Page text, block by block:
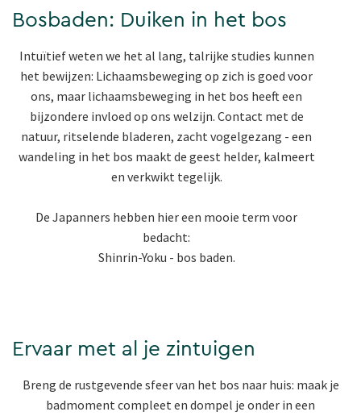
Bosbaden: Duiken in het bos
Intuïtief weten we het al lang, talrijke studies kunnen
het bewijzen: Lichaamsbeweging op zich is goed voor
ons, maar lichaamsbeweging in het bos heeft een
bijzondere invloed op ons welzijn. Contact met de
natuur, ritselende bladeren, zacht vogelgezang - een
wandeling in het bos maakt de geest helder, kalmeert
en verkwikt tegelijk.
De Japanners hebben hier een mooie term voor
bedacht:
Shinrin-Yoku - bos baden.
Ervaar met al je zintuigen
Breng de rustgevende sfeer van het bos naar huis: maak je
badmoment compleet en dompel je onder in een